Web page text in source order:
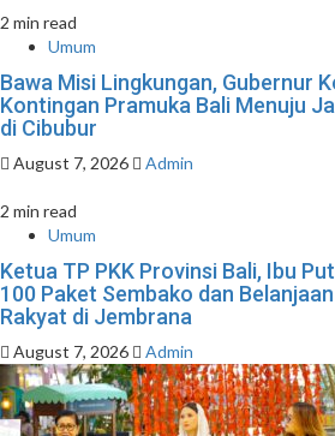
2 min read
Umum
Bawa Misi Lingkungan, Gubernur
Kontingan Pramuka Bali Menuju
di Cibubur
August 7, 2026 Admin
2 min read
Umum
Ketua TP PKK Provinsi Bali, Ibu
100 Paket Sembako dan
Rakyat di Jembrana
August 7, 2026 Admin